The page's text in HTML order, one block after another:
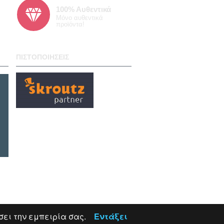
100% Αυθεντικά
Μόνο αυθεντικά
προϊόντα!
ΠΙΣΤΟΠΟΙΉΣΕΙΣ
την εμπειρία σας. Εντάξει